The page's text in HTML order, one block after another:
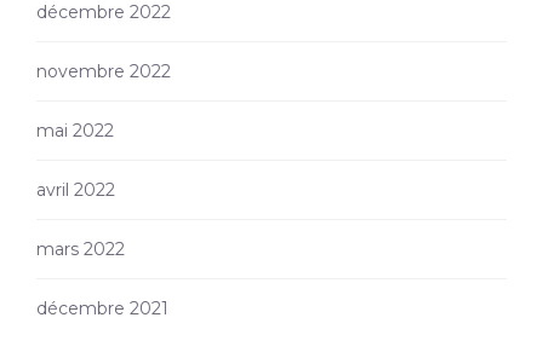
décembre 2022
novembre 2022
mai 2022
avril 2022
mars 2022
décembre 2021